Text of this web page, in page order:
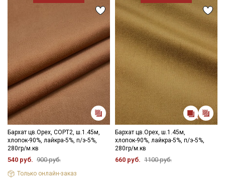
Бархат цв.Орех, СОРТ2, ш.1.45м,
хлопок-90%, лайкра-5%, п/э-5%,
280гр/м.кв
540 руб. 900 руб.
Только онлайн-заказ
Бархат цв.Орех, ш.1.45м,
хлопок-90%, лайкра-5%, п/э-5%,
280гр/м.кв
660 руб. 1100 руб.
Секретная рассылка от Купава